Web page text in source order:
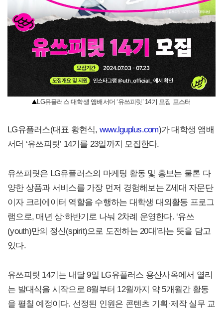
LG유플러스 대학생 앰배서더 ‘유쓰피릿’ 14기 모집 포스터
LG유플러스(대표 황현식, www.lguplus.com)가 대학생 앰배
서더 ‘유쓰피릿’ 14기를 23일까지 모집한다.
유쓰피릿은 LG유플러스의 마케팅 활동 및 홍보는 물론 다
양한 상품과 서비스를 가장 먼저 경험해보는 Z세대 자문단
이자 크리에이터 역할을 수행하는 대학생 대외활동 프로그
램으로, 매년 상∙하반기로 나눠 2차례 운영한다. ‘유쓰
(youth)만의 정신(spirit)으로 도전하는 20대’라는 뜻을 담고
있다.
유쓰피릿 14기는 내달 9일 LG유플러스 용산사옥에서 열리
는 발대식을 시작으로 8월부터 12월까지 약 5개월간 활동
을 펼칠 예정이다. 선정된 인원은 콘텐츠 기획·제작 실무 교